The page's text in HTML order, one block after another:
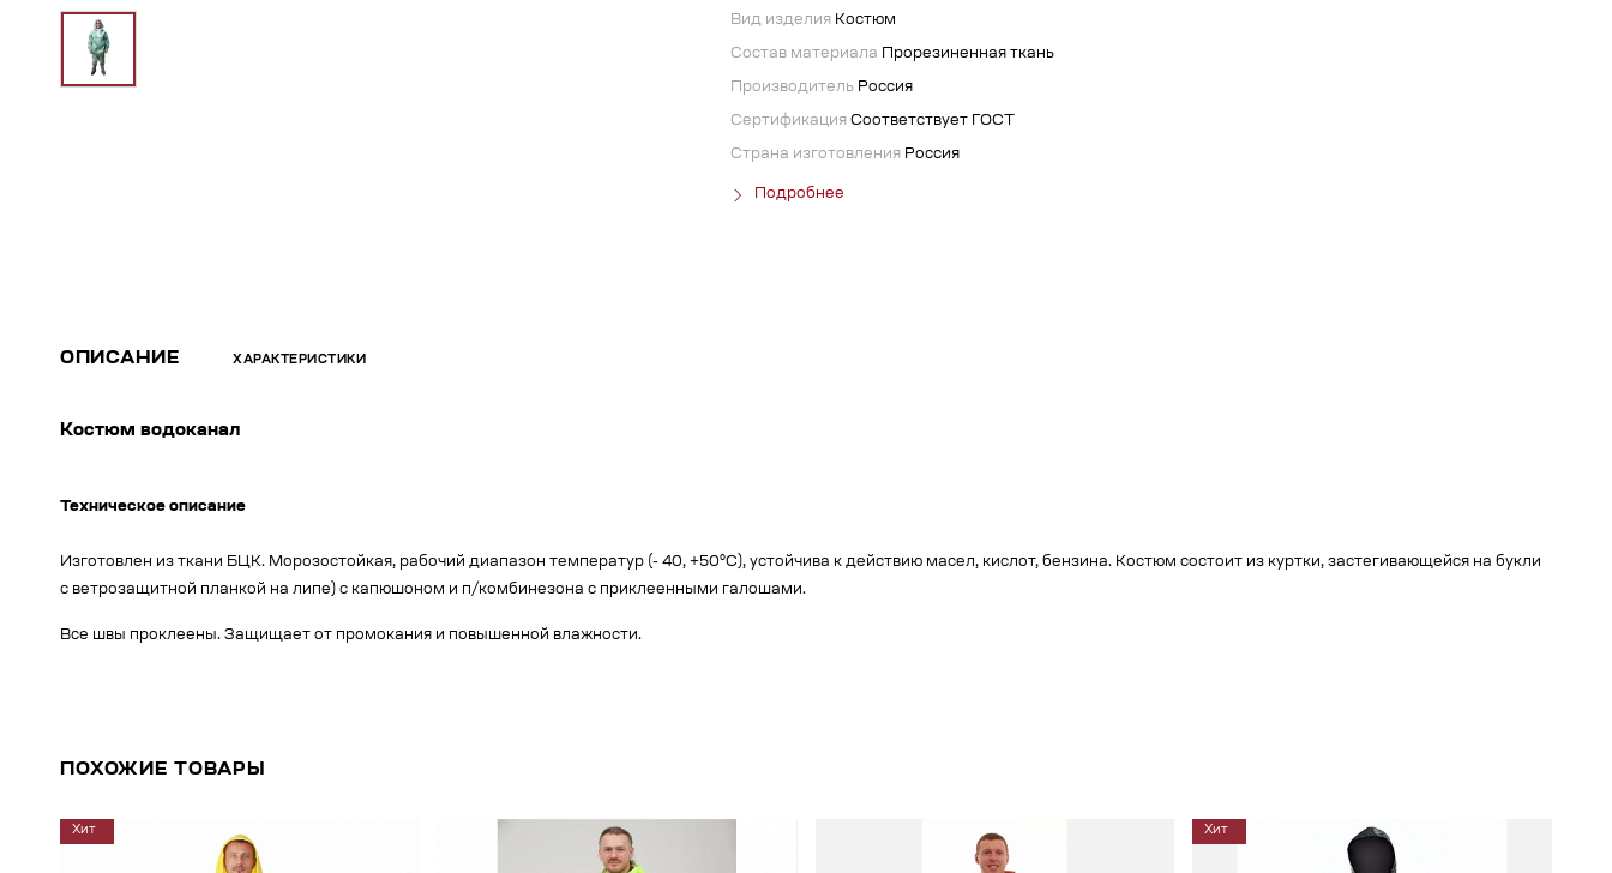
Вид изделия Костюм
Состав материала Прорезиненная ткань
Производитель Россия
Сертификация Соответствует ГОСТ
Страна изготовления Россия
Подробнее
ОПИСАНИЕ ХАРАКТЕРИСТИКИ
Костюм водоканал
Техническое описание
Изготовлен из ткани БЦК. Морозостойкая, рабочий диапазон температур (- 40, +50°С), устойчива к действию масел, кислот, бензина. Костюм состоит из куртки, застегивающейся на букли
c ветрозащитной планкой на липе) с капюшоном и п/комбинезона с приклеенными галошами.
Все швы проклеены. Защищает от промокания и повышенной влажности.
ПОХОЖИЕ ТОВАРЫ
Хит Хит